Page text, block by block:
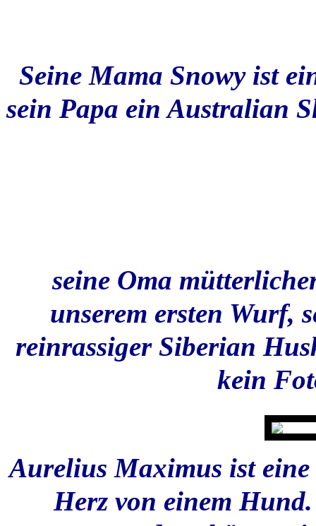
Seine Mama Snowy ist
sein Papa ein Australian
seine Oma
unserem ersten Wurf,
reinrassiger Siberian
kein
Aurelius Maximus ist eine
Herz von einem